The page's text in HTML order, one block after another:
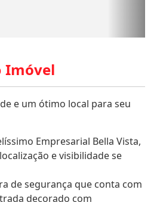
Imóvel
e um ótimo local para seu
Empresarial Bella Vista,
e visibilidade se
de segurança que conta com
decorado com